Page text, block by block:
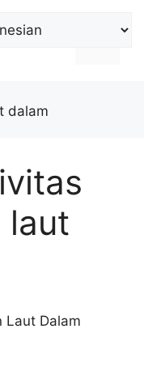
dalam
laut
Laut Dalam